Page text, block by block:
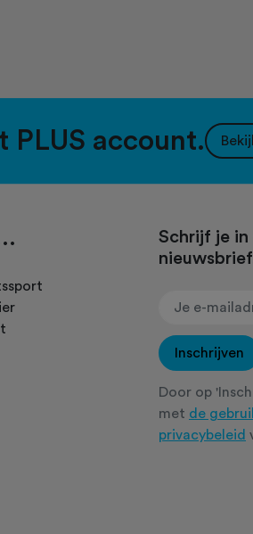
PLUS account.
Schrijf je
Inschrijven
Door op
met de
privacybeleid